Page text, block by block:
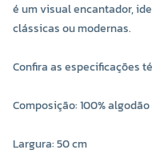
é um visual encantador,
clássicas ou modernas.
Confira as especificações
Composição: 100% algodão
Largura: 50 cm